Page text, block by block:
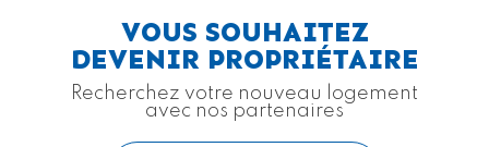
VOUS SOUHAITEZ
DEVENIR PROPRIÉTAIRE
Recherchez votre nouveau logement
avec nos partenaires